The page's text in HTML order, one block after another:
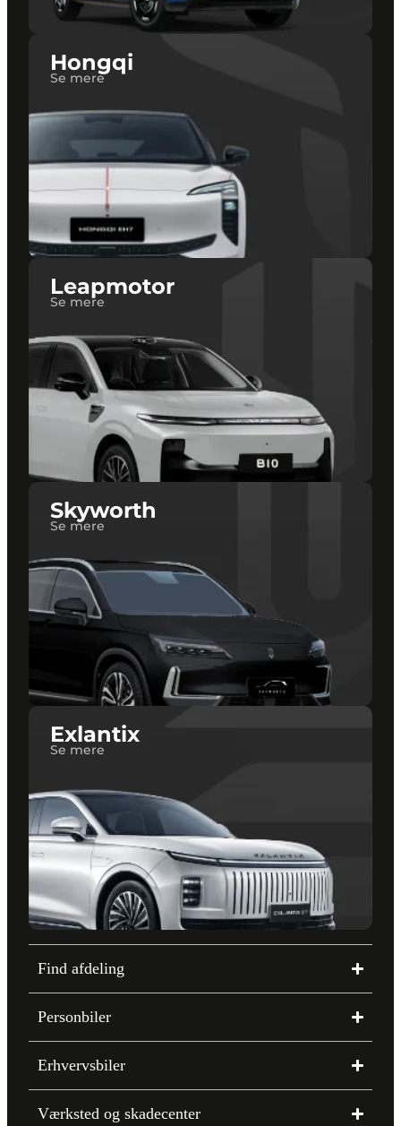
Hongqi
Se mere
Leapmotor
Se mere
Skyworth
Se mere
Exlantix
Se mere
Find afdeling
Personbiler
Erhvervsbiler
Værksted og skadecenter